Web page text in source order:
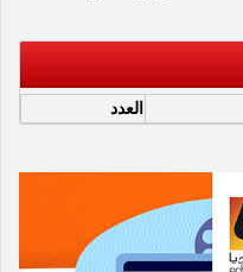
العدد